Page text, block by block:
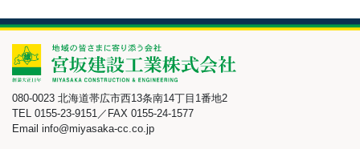
080-0023 北海道帯広市西13条南14丁目1番地2
TEL 0155-23-9151／FAX 0155-24-1577
Email info@miyasaka-cc.co.jp